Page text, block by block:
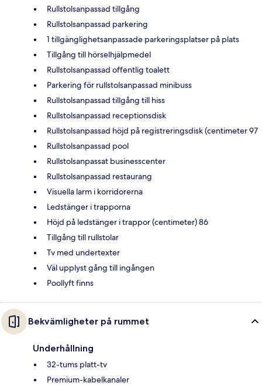
Rullstolsanpassad tillgång
Rullstolsanpassad parkering
1 tillgänglighetsanpassade parkeringsplatser på plats
Tillgång till hörselhjälpmedel
Rullstolsanpassad offentlig toalett
Parkering för rullstolsanpassad minibuss
Rullstolsanpassad tillgång till hiss
Rullstolsanpassad receptionsdisk
Rullstolsanpassad höjd på registreringsdisk (centimeter 97
Rullstolsanpassad pool
Rullstolsanpassat businesscenter
Rullstolsanpassad restaurang
Visuella larm i korridorerna
Ledstänger i trapporna
Höjd på ledstänger i trappor (centimeter) 86
Tillgång till rullstolar
Tv med undertexter
Väl upplyst gång till ingången
Poollyft finns
Bekvämligheter på rummet
Underhållning
32-tums platt-tv
Premium-kabelkanaler